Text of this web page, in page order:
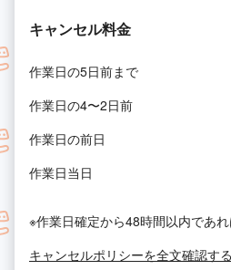
キャンセル料金
作業日の5日前まで
作業日の4〜2日前
作業日の前日
作業日当日
※作業日確定から48時間以内であ
キャンセルポリシーを全文確認する